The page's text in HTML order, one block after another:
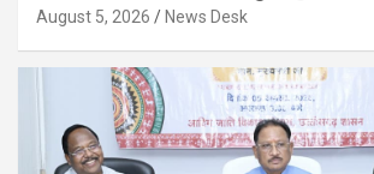
August 5, 2026 News Desk